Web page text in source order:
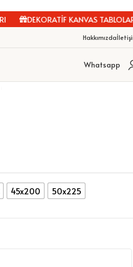
DEKORATİF KANVAS TABLOLAR
Hakkımızda
Whatsapp
45x200 50x225